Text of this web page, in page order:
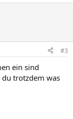
#3
ein sind
trotzdem was